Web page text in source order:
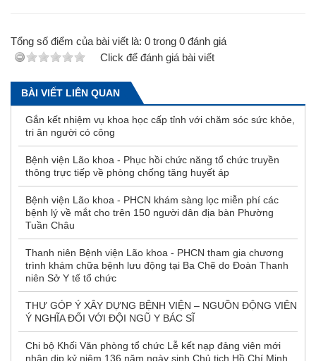
Tổng số điểm của bài viết là: 0 trong 0 đánh giá
Click để đánh giá bài viết
BÀI VIẾT LIÊN QUAN
Gắn kết nhiệm vụ khoa học cấp tỉnh với chăm sóc sức khỏe,
tri ân người có công
Bệnh viện Lão khoa - Phục hồi chức năng tổ chức truyền
thông trực tiếp về phòng chống tăng huyết áp
Bệnh viện Lão khoa - PHCN khám sàng lọc miễn phí các
bệnh lý về mắt cho trên 150 người dân địa bàn Phường
Tuần Châu
Thanh niên Bệnh viện Lão khoa - PHCN tham gia chương
trình khám chữa bệnh lưu động tại Ba Chẽ do Đoàn Thanh
niên Sở Y tế tổ chức
THƯ GÓP Ý XÂY DỰNG BỆNH VIỆN – NGUỒN ĐỘNG VIÊN
Ý NGHĨA ĐỐI VỚI ĐỘI NGŨ Y BÁC SĨ
Chi bộ Khối Văn phòng tổ chức Lễ kết nạp đảng viên mới
nhân dịp kỷ niệm 136 năm ngày sinh Chủ tịch Hồ Chí Minh